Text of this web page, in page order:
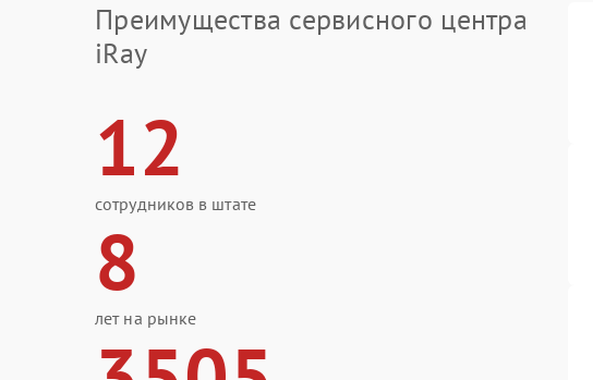
Преимущества сервисного центра
iRay
12
сотрудников в штате
8
лет на рынке